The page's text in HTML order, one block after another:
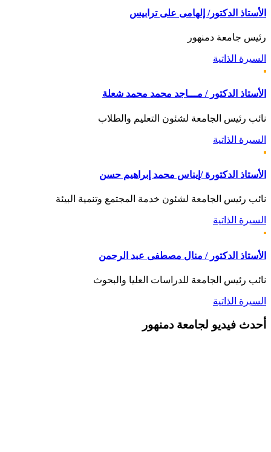
الأستاذ الدكتور/ إلهامى على ترابيس
رئيس جامعة دمنهور
السيرة الذاتية
الأستاذ الدكتور / مـــاجد محمد محمد شعلة
نائب رئيس الجامعة لشئون التعليم والطلاب
السيرة الذاتية
الأستاذ الدكتورة /إيناس محمد إبراهيم حسن
نائب رئيس الجامعة لشئون خدمة المجتمع وتنمية البيئة
السيرة الذاتية
الأستاذ الدكتور / منال مصطفى عبد الرحمن
نائب رئيس الجامعة للدراسات العليا والبحوث
السيرة الذاتية
أحدث فيديو لجامعة دمنهور